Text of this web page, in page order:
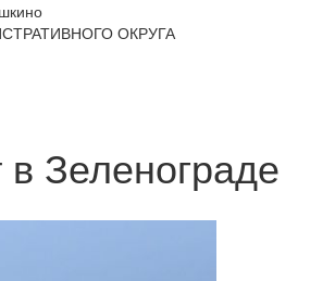
ОКРУГА
Зеленограде